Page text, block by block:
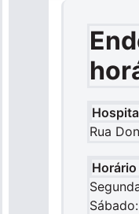
Rua